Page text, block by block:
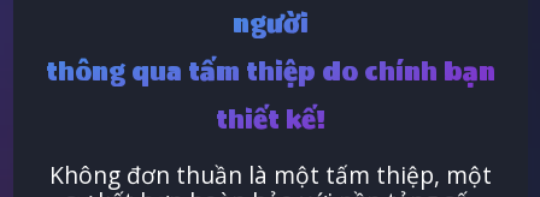
người
thông qua tấm thiệp do chính bạn
thiết kế!
Không đơn thuần là một tấm thiệp, một